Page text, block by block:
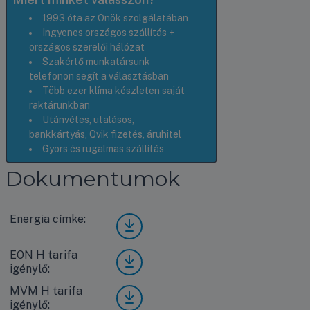
1993 óta az Önök szolgálatában
Ingyenes országos szállítás +
országos szerelői hálózat
Szakértő munkatársunk
telefonon segít a választásban
Több ezer klíma készleten saját
raktárunkban
Utánvétes, utalásos,
bankkártyás, Qvik fizetés, áruhitel
Gyors és rugalmas szállítás
Dokumentumok
Energia címke:
Gree
Airy
GWH
24AV
EXF-
K6D
NA1
EON H tarifa
igénylő:
Gree
Airy
GWH
24AV
MVM H tarifa
igénylő:
Gree
Airy